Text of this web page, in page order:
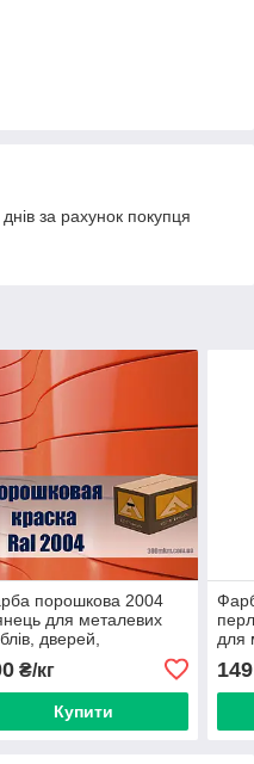
за рахунок покупця
порошкова 2004
для металевих
дверей,
₴/кг
Купити
для